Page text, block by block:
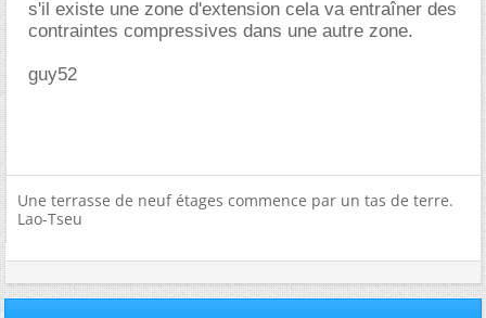
s'il existe une zone d'extension cela va entraîner des
contraintes compressives dans une autre zone.
guy52
Une terrasse de neuf étages commence par un tas de terre.
Lao-Tseu